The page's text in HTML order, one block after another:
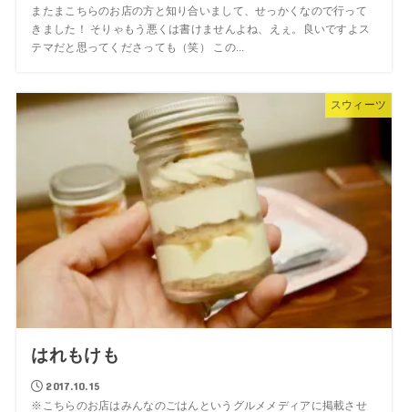
またまこちらのお店の方と知り合いまして、せっかくなので行って
きました！ そりゃもう悪くは書けませんよね、えぇ。良いですよス
テマだと思ってくださっても（笑） この...
スウィーツ
はれもけも
2017.10.15
※こちらのお店はみんなのごはんというグルメメディアに掲載させ